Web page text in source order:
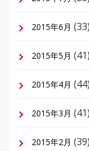
2015年6月 (33)
2015年5月 (41)
2015年4月 (44)
2015年3月 (41)
2015年2月 (39)